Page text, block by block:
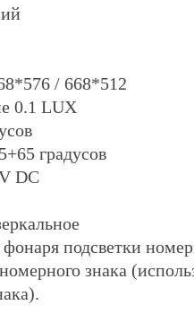
/ 668*512
0.1 LUX
градусов
DC
подсветки
знака